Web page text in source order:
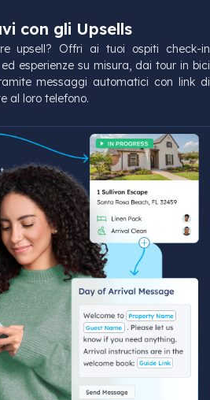
con gli Upsells
upsell? Offri ai tuoi ospiti check-in
esperienze su misura, dai tour in bici
messaggi automatici con link di
al loro telefono.